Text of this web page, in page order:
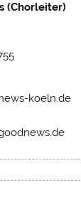
(Chorleiter)
koeln.de